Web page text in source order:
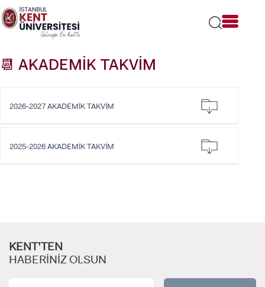
Lütfen
dikkat:
Bu
bir
📆 AKADEMİK TAKVİM
2026-2027 AKADEMİK TAKVİM
2025-2026 AKADEMİK TAKVİM
KENT’TEN
HABERİNİZ OLSUN